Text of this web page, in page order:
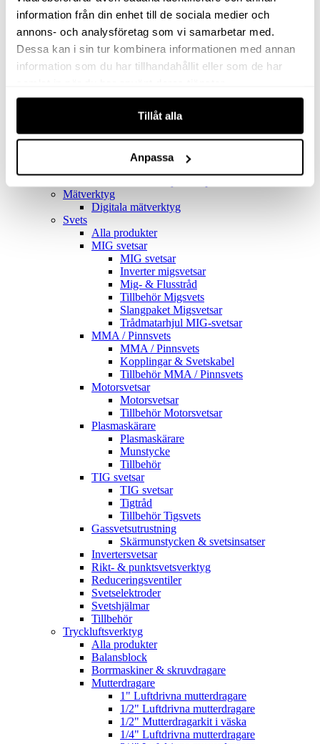
information från din enhet till de sociala medier och
annons- och analysföretag som vi samarbetar med.
Dessa kan i sin tur kombinera informationen med annan
information som du har tillhandahållit eller som de har
Tillåt alla
Anpassa
Golv- & Kombinationsmunstycke
Munstycke
Motor
Reservdelar dammsugare
Rör & handtag
Uppsamlingspåsar
Alla produkter
Mätverktyg
Digitala mätverktyg
Svets
Alla produkter
MIG svetsar
MIG svetsar
Inverter migsvetsar
Mig- & Flusstråd
Tillbehör Migsvets
Slangpaket Migsvetsar
Trådmatarhjul MIG-svetsar
MMA / Pinnsvets
MMA / Pinnsvets
Kopplingar & Svetskabel
Tillbehör MMA / Pinnsvets
Motorsvetsar
Motorsvetsar
Tillbehör Motorsvetsar
Plasmaskärare
Plasmaskärare
Munstycke
Tillbehör
TIG svetsar
TIG svetsar
Tigtråd
Tillbehör Tigsvets
Gassvetsutrustning
Skärmunstycken & svetsinsatser
Invertersvetsar
Rikt- & punktsvetsverktyg
Reduceringsventiler
Svetselektroder
Svetshjälmar
Tillbehör
Tryckluftsverktyg
Alla produkter
Balansblock
Borrmaskiner & skruvdragare
Mutterdragare
1" Luftdrivna mutterdragare
1/2" Luftdrivna mutterdragare
1/2" Mutterdragarkit i väska
1/4" Luftdrivna mutterdragare